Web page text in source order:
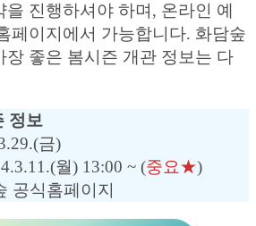
진행하셔야 하며, 온라인 예
페이지에서 가능합니다. 화담숲
장 좋은 봄시즌 개관 정보는 다
정보
금)
월) 13:00 ~ (중요★)
공식홈페이지